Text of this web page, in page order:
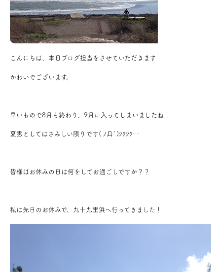
チーム紹介
アクセス
ブログ
こんにちは、本日ブログ担当をさせていただきます
かわいでございます。
早いもので8月も終わり、9月に入ってしまいましたね！
夏男としてはさみしい限りです( ﾉД`)ｼｸｼｸ…
皆様はお休みの日は何をしてお過ごしですか？？
私は先日のお休みで、九十九里浜へ行ってきました！